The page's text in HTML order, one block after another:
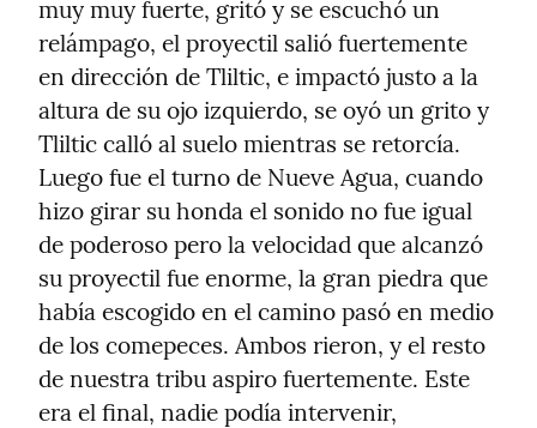
muy muy fuerte, gritó y se escuchó un
relámpago, el proyectil salió fuertemente
en dirección de Tliltic, e impactó justo a la
altura de su ojo izquierdo, se oyó un grito y
Tliltic calló al suelo mientras se retorcía.
Luego fue el turno de Nueve Agua, cuando
hizo girar su honda el sonido no fue igual
de poderoso pero la velocidad que alcanzó
su proyectil fue enorme, la gran piedra que
había escogido en el camino pasó en medio
de los comepeces. Ambos rieron, y el resto
de nuestra tribu aspiro fuertemente. Este
era el final, nadie podía intervenir,